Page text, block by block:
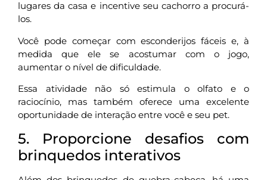
lugares da casa e incentive seu cachorro a procurá-
los.
Você pode começar com esconderijos fáceis e, à
medida que ele se acostumar com o jogo,
aumentar o nível de dificuldade.
Essa atividade não só estimula o olfato e o
raciocínio, mas também oferece uma excelente
oportunidade de interação entre você e seu pet.
5. Proporcione desafios com
brinquedos interativos